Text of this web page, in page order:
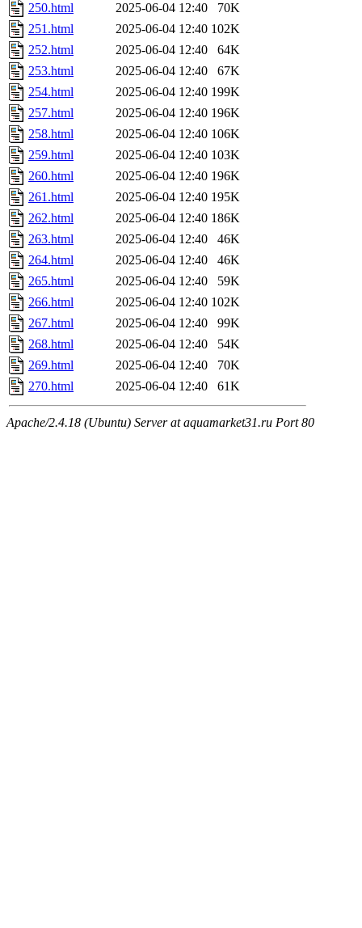
250.html
2025-06-04 12:40
70K
251.html
2025-06-04 12:40 102K
252.html
2025-06-04 12:40
64K
253.html
2025-06-04 12:40
67K
254.html
2025-06-04 12:40 199K
257.html
2025-06-04 12:40 196K
258.html
2025-06-04 12:40 106K
259.html
2025-06-04 12:40 103K
260.html
2025-06-04 12:40 196K
261.html
2025-06-04 12:40 195K
262.html
2025-06-04 12:40 186K
263.html
2025-06-04 12:40
46K
264.html
2025-06-04 12:40
46K
265.html
2025-06-04 12:40
59K
266.html
2025-06-04 12:40 102K
267.html
2025-06-04 12:40
99K
268.html
2025-06-04 12:40
54K
269.html
2025-06-04 12:40
70K
270.html
2025-06-04 12:40 61K
Apache/2.4.18 (Ubuntu) Server at aquamarket31.ru Port 80